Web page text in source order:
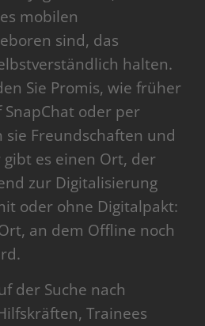
mobilen
sind, das
halten.
Sie Promis, wie früher
SnapChat oder per
sie Freundschaften und
es einen Ort, der
zur Digitalisierung
oder ohne Digitalpakt:
an dem Offline noch
der Suche nach
Trainees